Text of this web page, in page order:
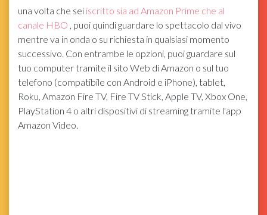
una volta che sei iscritto sia ad Amazon Prime che al
canale HBO , puoi quindi guardare lo spettacolo dal vivo
mentre va in onda o su richiesta in qualsiasi momento
successivo. Con entrambe le opzioni, puoi guardare sul
tuo computer tramite il sito Web di Amazon o sul tuo
telefono (compatibile con Android e iPhone), tablet,
Roku, Amazon Fire TV, Fire TV Stick, Apple TV, Xbox One,
PlayStation 4 o altri dispositivi di streaming tramite l'app
Amazon Video.